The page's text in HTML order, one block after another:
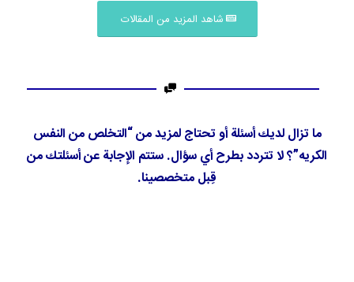
شاهد المزيد من المقالات
ما تزال لديك أسئلة أو تحتاج لمزيد من “التخلص من النفس
الكريه”؟ لا تتردد بطرح أي سؤال. ستتم الإجابة عن أسئلتك من
قِبل متخصصينا.